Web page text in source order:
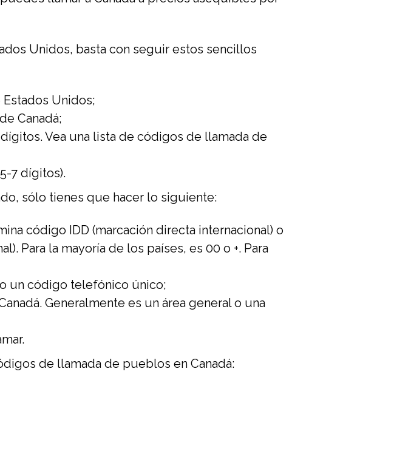
Unidos, basta con seguir estos sencillos
Unidos;
Canadá;
Vea una lista de códigos de llamada de
7 dígitos).
sólo tienes que hacer lo siguiente:
código IDD (marcación directa internacional) o
Para la mayoría de los países, es 00 o +. Para
un código telefónico único;
Generalmente es un área general o una
de llamada de pueblos en Canadá: